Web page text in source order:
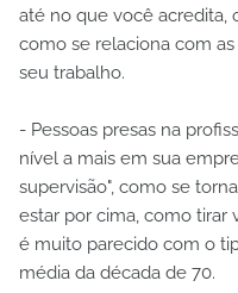
até no que você acredita,
como se relaciona com
seu trabalho.
- Pessoas presas na
nível a mais em sua
supervisão", como se
estar por cima, como tirar
é muito parecido com o
média da década de 70.